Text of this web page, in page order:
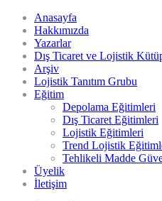
Anasayfa
Hakkımızda
Yazarlar
Dış Ticaret ve Lojistik
Arşiv
Lojistik Tanıtım Grubu
Eğitim
Depolama Eğitimleri
Dış Ticaret Eğitimleri
Lojistik Eğitimleri
Trend Lojistik
Tehlikeli Madde
Üyelik
İletişim